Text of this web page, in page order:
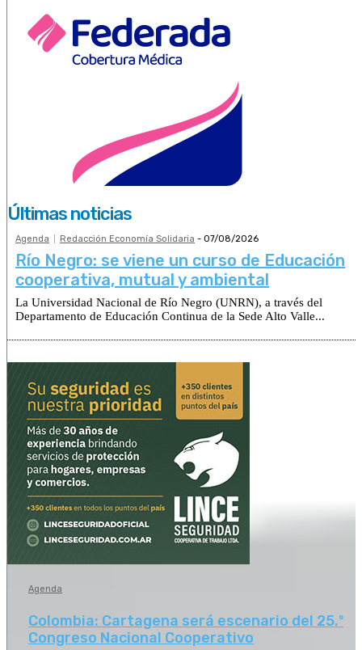
Últimas noticias
Agenda Redacción Economía Solidaria - 07/08/2026
Río Negro: se viene un curso de Educación
cooperativa, mutual y ambiental
La Universidad Nacional de Río Negro (UNRN), a través del
Departamento de Educación Continua de la Sede Alto Valle...
Agenda
Colombia: Cartagena será escenario del 25.º
Congreso Nacional Cooperativo